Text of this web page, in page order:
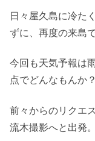
日々屋久島に冷た
ずに、再度の来島で
今回も天気予報は
点でどんなもんか
前々からのリクエ
流木撮影へと出発。